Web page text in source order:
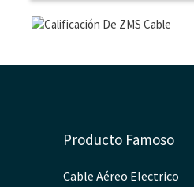
Producto Famoso
Cable Aéreo Electrico